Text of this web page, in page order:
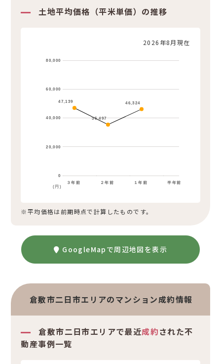
土地平均価格（平米単価）の推移
2026年8月現在
３年前 ２年前 １年前 半年前
0
20,000
40,000
60,000
80,000
47,139
35,497
46,324
(円)
※平均価格は前期時点で計算したものです。
GoogleMapで周辺地図を表示
倉敷市二日市エリアのマンション成約情報
倉敷市二日市エリアで最近成約された不
動産事例一覧